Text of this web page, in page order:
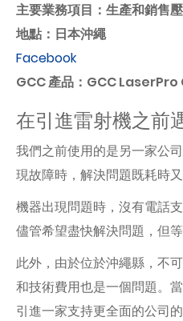
主要業務項目：生產和銷售
地點：日本沖繩
Facebook
GCC 產品：GCC LaserPro
在引進雷射機之前
我們之前使用的是另一家公
現故障時，解決問題既耗時又
機器出現問題時，沒有電話
儘管希望盡快解決問題，但
此外，由於位於沖繩縣，不
和技術費用也是一個問題。
引進一家支持更全面的公司的